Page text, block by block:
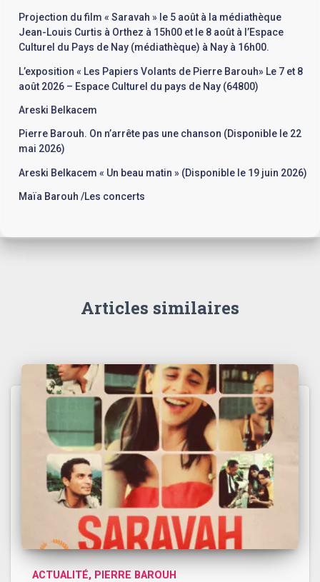
Projection du film « Saravah » le 5 août à la médiathèque
Jean-Louis Curtis à Orthez à 15h00 et le 8 août à l’Espace
Culturel du Pays de Nay (médiathèque) à Nay à 16h00.
L’exposition « Les Papiers Volants de Pierre Barouh» Le 7 et 8
août 2026 – Espace Culturel du pays de Nay (64800)
Areski Belkacem
Pierre Barouh. On n’arrête pas une chanson (Disponible le 22
mai 2026)
Areski Belkacem « Un beau matin » (Disponible le 19 juin 2026)
Maïa Barouh /Les concerts
Articles similaires
ACTUALITÉ PIERRE BAROUH